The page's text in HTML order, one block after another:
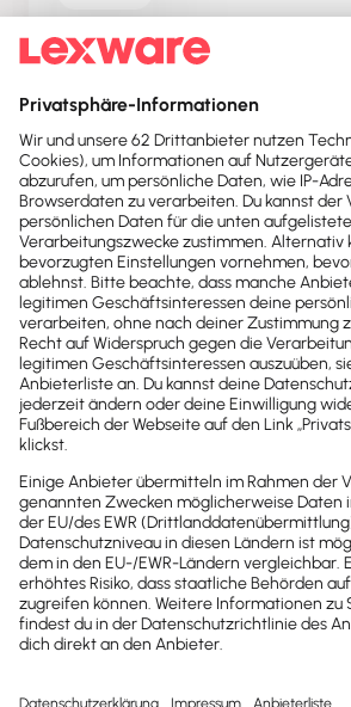
ACHIM
Plane, organisiere & dokumentiere
Arbeitszeiten zentral – Stunden &
Klick zur Rechnungserstellung in
clockin
clockin: Mobile
dokumentation per Smartphone,
mit einfacher Lexware Office-
Rechnungen!